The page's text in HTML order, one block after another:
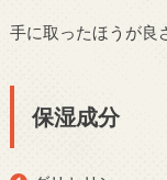
手に取ったほうが良
保湿成分